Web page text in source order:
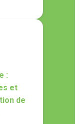
:
et
de